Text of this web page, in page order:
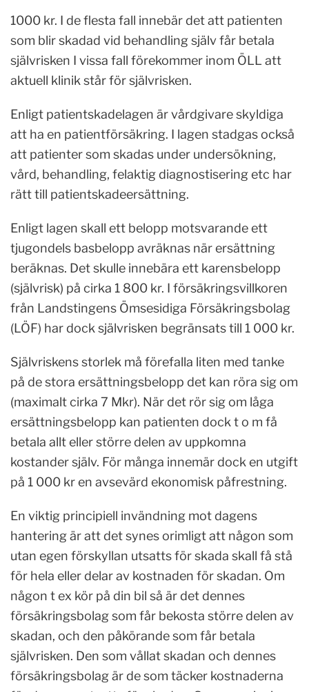
1000 kr. I de flesta fall innebär det att patienten
som blir skadad vid behandling själv får betala
självrisken I vissa fall förekommer inom ÖLL att
aktuell klinik står för självrisken.
Enligt patientskadelagen är vårdgivare skyldiga
att ha en patientförsäkring. I lagen stadgas också
att patienter som skadas under undersökning,
vård, behandling, felaktig diagnostisering etc har
rätt till patientskadeersättning.
Enligt lagen skall ett belopp motsvarande ett
tjugondels basbelopp avräknas när ersättning
beräknas. Det skulle innebära ett karensbelopp
(självrisk) på cirka 1 800 kr. I försäkringsvillkoren
från Landstingens Ömsesidiga Försäkringsbolag
(LÖF) har dock självrisken begränsats till 1 000 kr.
Självriskens storlek må förefalla liten med tanke
på de stora ersättningsbelopp det kan röra sig om
(maximalt cirka 7 Mkr). När det rör sig om låga
ersättningsbelopp kan patienten dock t o m få
betala allt eller större delen av uppkomna
kostander själv. För många innemär dock en utgift
på 1 000 kr en avsevärd ekonomisk påfrestning.
En viktig principiell invändning mot dagens
hantering är att det synes orimligt att någon som
utan egen förskyllan utsatts för skada skall få stå
för hela eller delar av kostnaden för skadan. Om
någon t ex kör på din bil så är det dennes
försäkringsbolag som får bekosta större delen av
skadan, och den påkörande som får betala
självrisken. Den som vållat skadan och dennes
försäkringsbolag är de som täcker kostnaderna